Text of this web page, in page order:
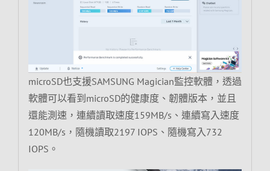
microSD也支援SAMSUNG Magician監控軟體，透過
軟體可以看到microSD的健康度、韌體版本，並且
還能測速，連續讀取速度159MB/s、連續寫入速度
120MB/s，隨機讀取2197 IOPS、隨機寫入732
IOPS。